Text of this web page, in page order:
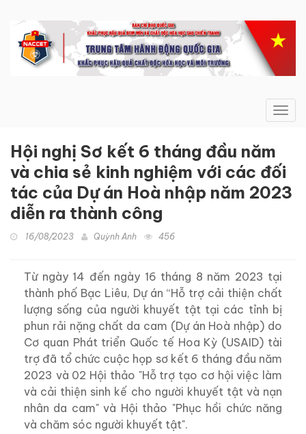
Hội nghị Sơ kết 6 tháng đầu năm
và chia sẻ kinh nghiệm với các đối
tác của Dự án Hoà nhập năm 2023
diễn ra thành công
16/08/2023 Quỳnh Anh 456
Từ ngày 14 đến ngày 16 tháng 8 năm 2023 tại
thành phố Bạc Liêu, Dự án “Hỗ trợ cải thiện chất
lượng sống của người khuyết tật tại các tỉnh bị
phun rải nặng chất da cam (Dự án Hoà nhập) do
Cơ quan Phát triển Quốc tế Hoa Kỳ (USAID) tài
trợ đã tổ chức cuộc họp sơ kết 6 tháng đầu năm
2023 và 02 Hội thảo "Hỗ trợ tạo cơ hội việc làm
và cải thiện sinh kế cho người khuyết tật và nạn
nhân da cam" và Hội thảo "Phục hồi chức năng
và chăm sóc người khuyết tật".